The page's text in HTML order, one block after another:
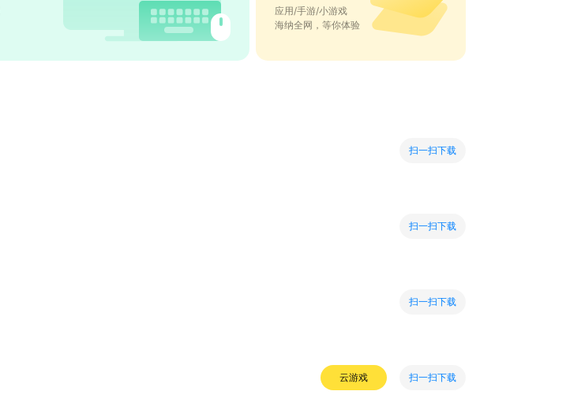
应用/手游/小游戏
海纳全网，等你体验
扫一扫下载
扫一扫下载
扫一扫下载
云游戏 扫一扫下载